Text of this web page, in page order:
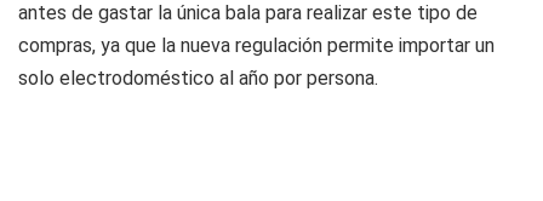
antes de gastar la única bala para realizar este tipo de
compras, ya que la nueva regulación permite importar un
solo electrodoméstico al año por persona.